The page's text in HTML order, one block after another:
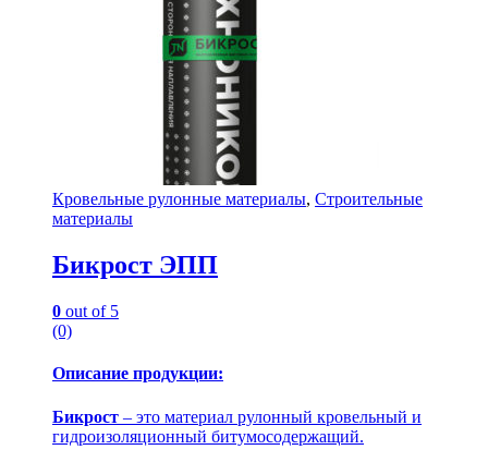
Кровельные рулонные материалы, Строительные
материалы
Бикрост ЭПП
0 out of 5
(0)
Описание продукции:
Бикрост – это материал рулонный кровельный и
гидроизоляционный битумосодержащий.